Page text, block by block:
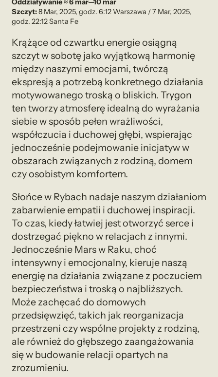
Oddziaływanie ≈ 6 mar—10 mar
Szczyt:8 Mar, 2025, godz. 6:12 Warszawa / 7 Mar, 2025,
godz. 22:12 Santa Fe
Krążące od czwartku energie osiągną
szczyt w sobotę jako wyjątkową harmonię
między naszymi emocjami, twórczą
ekspresją a potrzebą konkretnego działania
motywowanego troską o bliskich. Trygon
ten tworzy atmosferę idealną do wyrażania
siebie w sposób pełen wrażliwości,
współczucia i duchowej głębi, wspierając
jednocześnie podejmowanie inicjatyw w
obszarach związanych z rodziną, domem
czy osobistym komfortem.
Słońce w Rybach nadaje naszym działaniom
zabarwienie empatii i duchowej inspiracji.
To czas, kiedy łatwiej jest otworzyć serce i
dostrzegać piękno w relacjach z innymi.
Jednocześnie Mars w Raku, choć
intensywny i emocjonalny, kieruje naszą
energię na działania związane z poczuciem
bezpieczeństwa i troską o najbliższych.
Może zachęcać do domowych
przedsięwzięć, takich jak reorganizacja
przestrzeni czy wspólne projekty z rodziną,
ale również do głębszego zaangażowania
się w budowanie relacji opartych na
zrozumieniu.